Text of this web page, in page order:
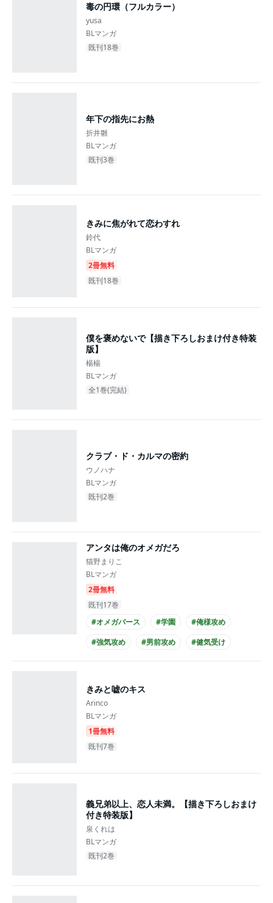
毒の円環（フルカラー）
yusa
BLマンガ
既刊18巻
年下の指先にお熱
折井雛
BLマンガ
既刊3巻
きみに焦がれて恋わすれ
鈴代
BLマンガ
2冊無料
既刊18巻
僕を褒めないで【描き下ろしおまけ付き特装
版】
楊楊
BLマンガ
全1巻(完結)
クラブ・ド・カルマの密約
ウノハナ
BLマンガ
既刊2巻
アンタは俺のオメガだろ
猫野まりこ
BLマンガ
2冊無料
既刊17巻
#オメガバース
#学園
#俺様攻め
#強気攻め
#男前攻め
#健気受け
#美人受け
#シリアス
#せつない
#先生・生徒
きみと嘘のキス
Arinco
BLマンガ
1冊無料
既刊7巻
義兄弟以上、恋人未満。【描き下ろしおまけ
付き特装版】
泉くれは
BLマンガ
既刊2巻